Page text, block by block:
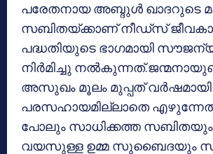
പരേതനായ അബ്ദുള്‍ ഖാദറുടെ
സബിതയ്ക്കാണ് നീഡ്‌സ്
പദ്ധതിയുടെ ഭാഗമായി
നിര്‍മിച്ചു
അസുഖം മൂലം മുപ്പത് വര്‍ഷമായി
പരസഹായമില്ലാതെ
പോലും സാധിക്കത്ത സബിതയും
വയസുള്ള ഉമ്മ സുബൈദയും